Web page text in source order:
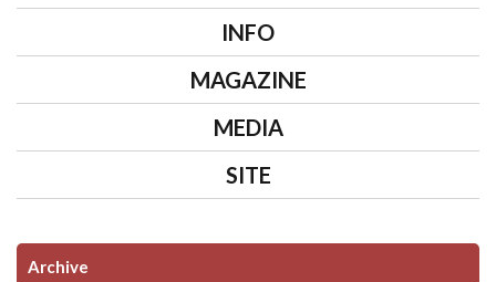
INFO
MAGAZINE
MEDIA
SITE
Archive